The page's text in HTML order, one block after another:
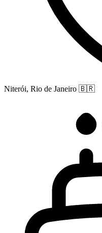
Niterói, Rio de Janeiro 🇧🇷